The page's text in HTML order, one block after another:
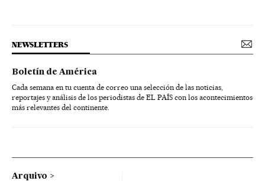
NEWSLETTERS
Boletín de América
Cada semana en tu cuenta de correo una selección de las noticias,
reportajes y análisis de los periodistas de EL PAÍS con los acontecimientos
más relevantes del continente.
Arquivo